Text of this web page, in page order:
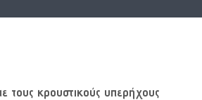
τους κρουστικούς υπερήχους